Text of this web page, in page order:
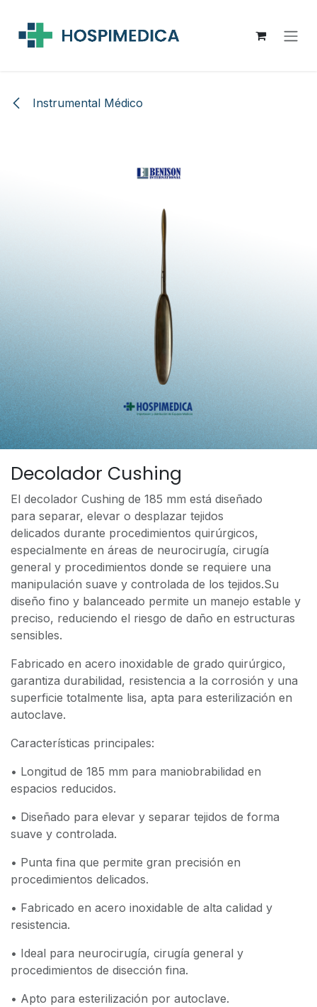
Instrumental Médico
Decolador Cushing
El decolador Cushing de 185 mm está diseñado
para separar, elevar o desplazar tejidos
delicados durante procedimientos quirúrgicos,
especialmente en áreas de neurocirugía, cirugía
general y procedimientos donde se requiere una
manipulación suave y controlada de los tejidos.Su
diseño fino y balanceado permite un manejo estable y
preciso, reduciendo el riesgo de daño en estructuras
sensibles.
Fabricado en acero inoxidable de grado quirúrgico,
garantiza durabilidad, resistencia a la corrosión y una
superficie totalmente lisa, apta para esterilización en
autoclave.
Características principales:
• Longitud de 185 mm para maniobrabilidad en
espacios reducidos.
• Diseñado para elevar y separar tejidos de forma
suave y controlada.
• Punta fina que permite gran precisión en
procedimientos delicados.
• Fabricado en acero inoxidable de alta calidad y
resistencia.
• Ideal para neurocirugía, cirugía general y
procedimientos de disección fina.
• Apto para esterilización por autoclave.